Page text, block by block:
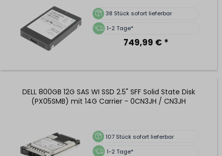
38 Stück sofort lieferbar
1-2 Tage*
749,99 € *
DELL 800GB 12G SAS WI SSD 2.5" SFF Solid State Disk
(PX05SMB) mit 14G Carrier - 0CN3JH / CN3JH
107 Stück sofort lieferbar
1-2 Tage*